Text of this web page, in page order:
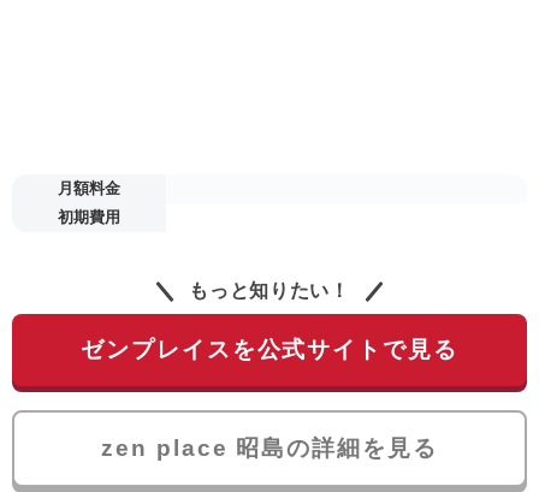
月額料金
初期費用
もっと知りたい！
ゼンプレイスを公式サイトで見る
zen place 昭島の詳細を見る